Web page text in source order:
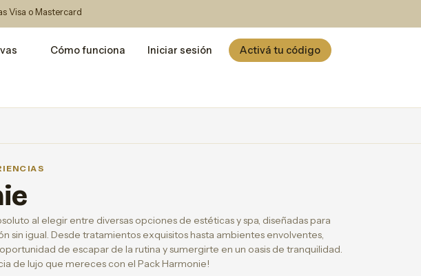
Visa o Mastercard
Cómo funciona Iniciar sesión Activá tu código
al elegir entre diversas opciones de estéticas y spa, diseñadas para
sin igual. Desde tratamientos exquisitos hasta ambientes envolventes,
de escapar de la rutina y sumergirte en un oasis de tranquilidad.
de lujo que mereces con el Pack Harmonie!